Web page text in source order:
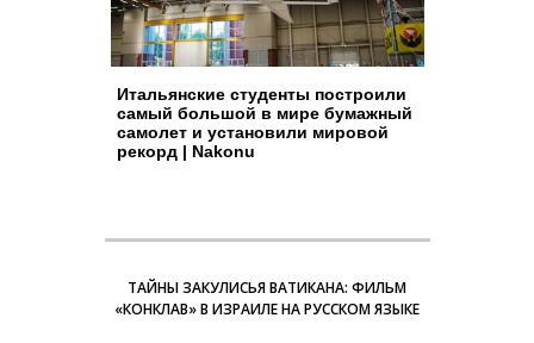
Итальянские студенты построили
самый большой в мире бумажный
самолет и установили мировой
рекорд | Nakonu
ТАЙНЫ ЗАКУЛИСЬЯ ВАТИКАНА: ФИЛЬМ
«КОНКЛАВ» В ИЗРАИЛЕ НА РУССКОМ ЯЗЫКЕ